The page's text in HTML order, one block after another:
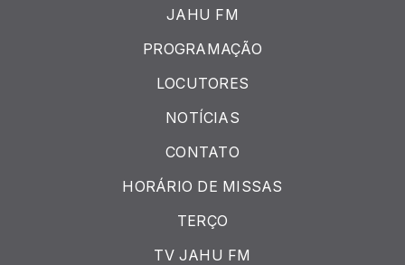
JAHU FM
PROGRAMAÇÃO
LOCUTORES
NOTÍCIAS
CONTATO
HORÁRIO DE MISSAS
TERÇO
TV JAHU FM